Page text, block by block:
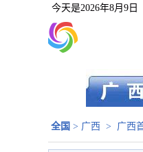
今天是2026年8月9日
全国 > 广西 > 广西